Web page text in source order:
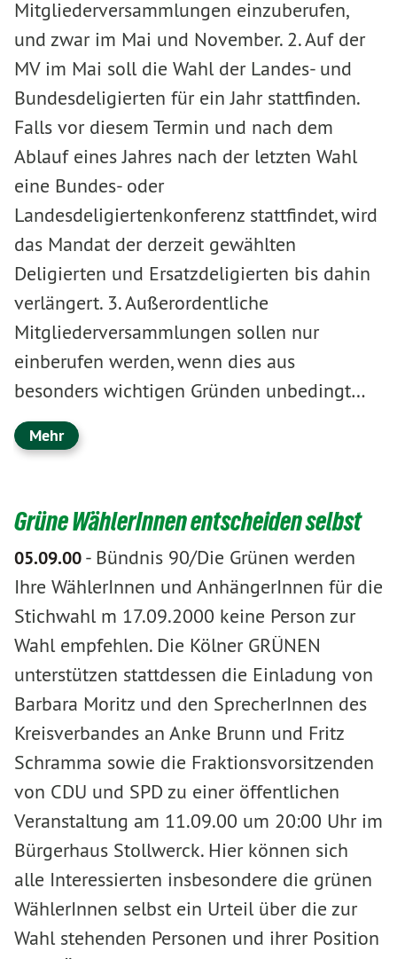
Mitgliederversammlungen einzuberufen,
und zwar im Mai und November. 2. Auf der
MV im Mai soll die Wahl der Landes- und
Bundesdeligierten für ein Jahr stattfinden.
Falls vor diesem Termin und nach dem
Ablauf eines Jahres nach der letzten Wahl
eine Bundes- oder
Landesdeligiertenkonferenz stattfindet, wird
das Mandat der derzeit gewählten
Deligierten und Ersatzdeligierten bis dahin
verlängert. 3. Außerordentliche
Mitgliederversammlungen sollen nur
einberufen werden, wenn dies aus
besonders wichtigen Gründen unbedingt…
Mehr
Grüne WählerInnen entscheiden selbst
05.09.00- Bündnis 90/Die Grünen werden
Ihre WählerInnen und AnhängerInnen für die
Stichwahl m 17.09.2000 keine Person zur
Wahl empfehlen. Die Kölner GRÜNEN
unterstützen stattdessen die Einladung von
Barbara Moritz und den SprecherInnen des
Kreisverbandes an Anke Brunn und Fritz
Schramma sowie die Fraktionsvorsitzenden
von CDU und SPD zu einer öffentlichen
Veranstaltung am 11.09.00 um 20:00 Uhr im
Bürgerhaus Stollwerck. Hier können sich
alle Interessierten insbesondere die grünen
WählerInnen selbst ein Urteil über die zur
Wahl stehenden Personen und ihrer Position